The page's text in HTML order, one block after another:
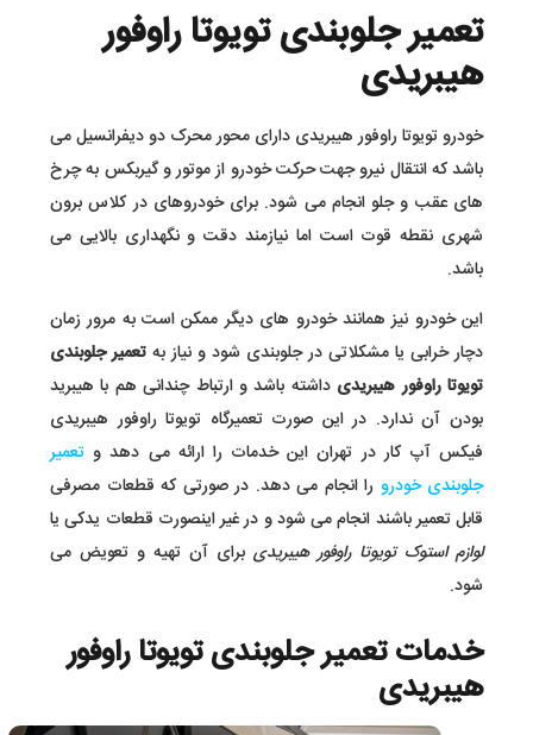
تعمیر جلوبندی تویوتا راوفور
هیبریدی
خودرو تویوتا راوفور هیبریدی دارای محور محرک دو دیفرانسیل می
باشد که انتقال نیرو جهت حرکت خودرو از موتور و گیربکس به چرخ
های عقب و جلو انجام می شود. برای خودروهای در کلاس برون
شهری نقطه قوت است اما نیازمند دقت و نگهداری بالایی می
باشد.
این خودرو نیز همانند خودرو های دیگر ممکن است به مرور زمان
دچار خرابی یا مشکلاتی در جلوبندی شود و نیاز به تعمیر جلوبندی
تویوتا راوفور هیبریدیداشته باشد و ارتباط چندانی هم با هیبرید
بودن آن ندارد. در این صورت تعمیرگاه تویوتا راوفور هیبریدی
فیکس آپ کار در تهران این خدمات را ارائه می دهد و تعمیر
جلوبندی خودرو را انجام می دهد. در صورتی که قطعات مصرفی
قابل تعمیر باشند انجام می شود و در غیر اینصورت قطعات یدکی یا
لوازم استوک تویوتا راوفور هیبریدی برای آن تهیه و تعویض می
شود.
خدمات تعمیر جلوبندی تویوتا راوفور
هیبریدی